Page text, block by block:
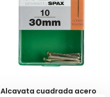
Alcayata cuadrada acero